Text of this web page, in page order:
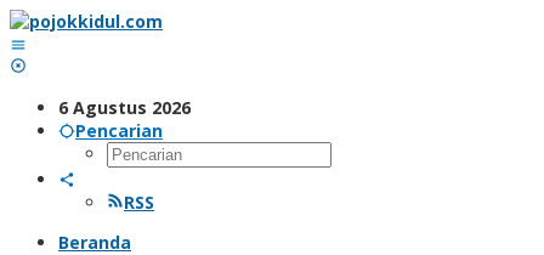
Lewati
ke
konten
6 Agustus 2026
Pencarian
RSS
Beranda